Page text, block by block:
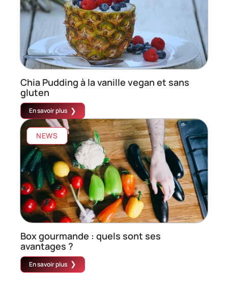
Chia Pudding à la vanille vegan et sans
gluten
En savoir plus
NEWS
Box gourmande : quels sont ses
avantages ?
En savoir plus